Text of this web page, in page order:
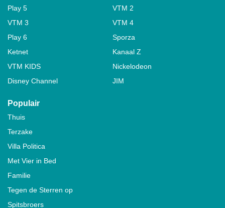
Play 5
VTM 2
VTM 3
VTM 4
Play 6
Sporza
Ketnet
Kanaal Z
VTM KIDS
Nickelodeon
Disney Channel
JIM
Populair
Thuis
Terzake
Villa Politica
Met Vier in Bed
Familie
Tegen de Sterren op
Spitsbroers